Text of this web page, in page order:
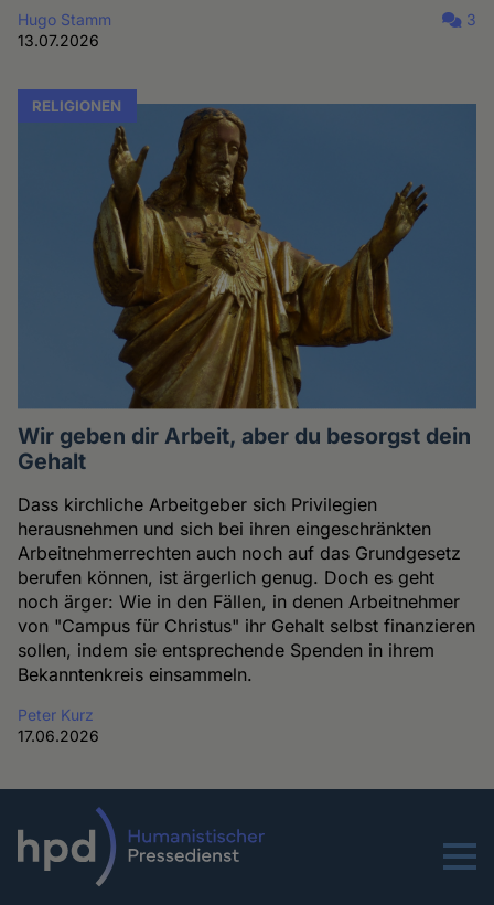
Hugo Stamm
13.07.2026
3
RELIGIONEN
Wir geben dir Arbeit, aber du besorgst dein
Gehalt
Dass kirchliche Arbeitgeber sich Privilegien
herausnehmen und sich bei ihren eingeschränkten
Arbeitnehmerrechten auch noch auf das Grundgesetz
berufen können, ist ärgerlich genug. Doch es geht
noch ärger: Wie in den Fällen, in denen Arbeitnehmer
von "Campus für Christus" ihr Gehalt selbst finanzieren
sollen, indem sie entsprechende Spenden in ihrem
Bekanntenkreis einsammeln.
Peter Kurz
17.06.2026
Menu